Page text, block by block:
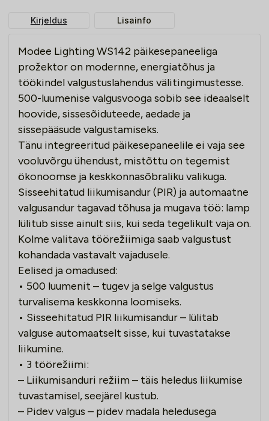
Kirjeldus Lisainfo
Modee Lighting WS142 päikesepaneeliga
prožektor on modernne, energiatõhus ja
töökindel valgustuslahendus välitingimustesse.
500-luumenise valgusvooga sobib see ideaalselt
hoovide, sissesõiduteede, aedade ja
sissepääsude valgustamiseks.
Tänu integreeritud päikesepaneelile ei vaja see
vooluvõrgu ühendust, mistõttu on tegemist
ökonoomse ja keskkonnasõbraliku valikuga.
Sisseehitatud liikumisandur (PIR) ja automaatne
valgusandur tagavad tõhusa ja mugava töö: lamp
lülitub sisse ainult siis, kui seda tegelikult vaja on.
Kolme valitava töörežiimiga saab valgustust
kohandada vastavalt vajadusele.
Eelised ja omadused:
• 500 luumenit – tugev ja selge valgustus
turvalisema keskkonna loomiseks.
• Sisseehitatud PIR liikumisandur – lülitab
valguse automaatselt sisse, kui tuvastatakse
liikumine.
• 3 töörežiimi:
– Liikumisanduri režiim – täis heledus liikumise
tuvastamisel, seejärel kustub.
– Pidev valgus – pidev madala heledusega